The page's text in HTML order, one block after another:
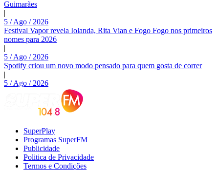
Guimarães
|
5 / Ago / 2026
Festival Vapor revela Iolanda, Rita Vian e Fogo Fogo nos primeiros
nomes para 2026
|
5 / Ago / 2026
Spotify criou um novo modo pensado para quem gosta de correr
|
5 / Ago / 2026
SuperPlay
Programas SuperFM
Publicidade
Politica de Privacidade
Termos e Condições